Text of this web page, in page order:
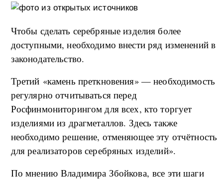
Чтобы сделать серебряные изделия более
доступными, необходимо внести ряд изменений в
законодательство.
Третий «камень преткновения» — необходимость
регулярно отчитываться перед
Росфинмониторингом для всех, кто торгует
изделиями из драгметаллов. Здесь также
необходимо решение, отменяющее эту отчётность
для реализаторов серебряных изделий».
По мнению Владимира Збойкова, все эти шаги